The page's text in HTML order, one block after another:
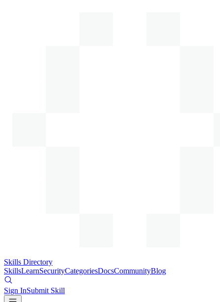
Skills Directory
SkillsLearnSecurityCategoriesDocsCommunityBlog
Sign InSubmit Skill